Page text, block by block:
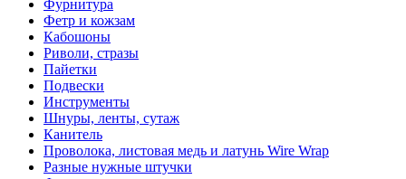
Фурнитура
Фетр и кожзам
Кабошоны
Риволи, стразы
Пайетки
Подвески
Инструменты
Шнуры, ленты, сутаж
Канитель
Проволока, листовая медь и латунь Wire Wrap
Разные нужные штучки